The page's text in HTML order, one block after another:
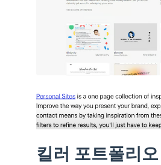
킬러 포트폴리오